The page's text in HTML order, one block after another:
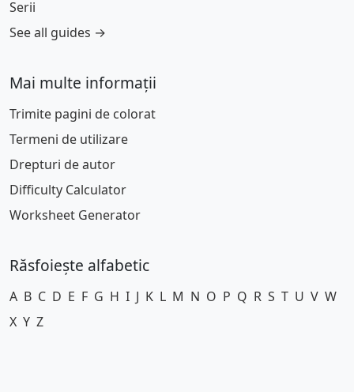
Serii
See all guides →
Mai multe informații
Trimite pagini de colorat
Termeni de utilizare
Drepturi de autor
Difficulty Calculator
Worksheet Generator
Răsfoiește alfabetic
A B C D E F G H I J K L M N O P Q R S T U V W
X Y Z